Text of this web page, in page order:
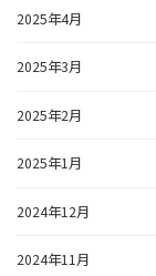
2025年4月
2025年3月
2025年2月
2025年1月
2024年12月
2024年11月